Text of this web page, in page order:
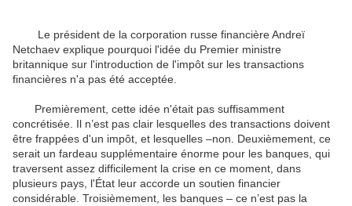
Le président de la corporation russe financière Andreï
Netchaev explique pourquoi l'idée du Premier ministre
britannique sur l'introduction de l'impôt sur les transactions
financières n'a pas été acceptée.
Premièrement, cette idée n'était pas suffisamment
concrétisée. Il n’est pas clair lesquelles des transactions doivent
être frappées d'un impôt, et lesquelles –non. Deuxièmement, ce
serait un fardeau supplémentaire énorme pour les banques, qui
traversent assez difficilement la crise en ce moment, dans
plusieurs pays, l'État leur accorde un soutien financier
considérable. Troisièmement, les banques – ce n’est pas la